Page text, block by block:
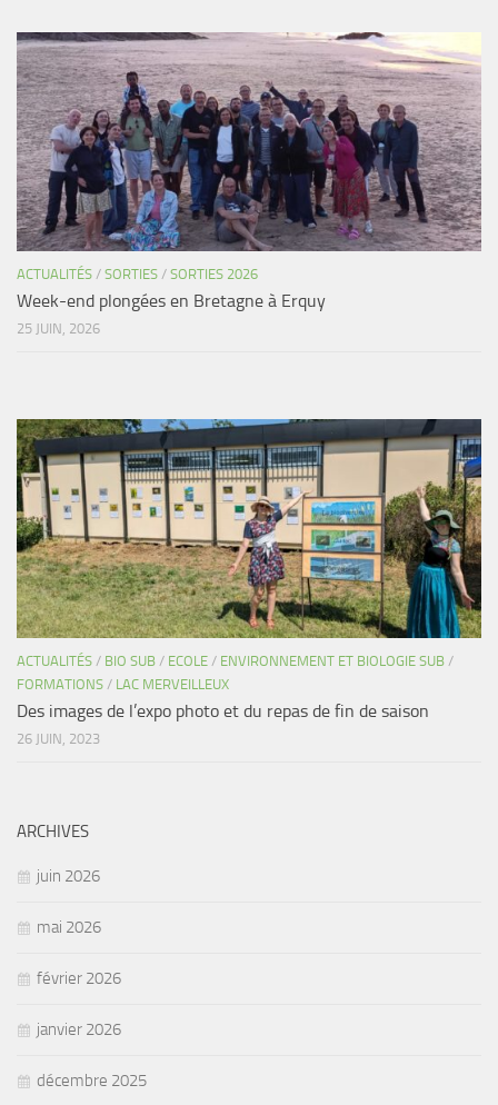
NAGE
NAP / NEV
Agenda
Les Palmes du Lac
Résultats Compétitions
MATERIEL
Occasions
ACTUALITÉS / SORTIES / SORTIES 2026
Week-end plongées en Bretagne à Erquy
25 JUIN, 2026
ACTUALITÉS / BIO SUB / ECOLE / ENVIRONNEMENT ET BIOLOGIE SUB /
FORMATIONS / LAC MERVEILLEUX
Des images de l’expo photo et du repas de fin de saison
26 JUIN, 2023
ARCHIVES
juin 2026
mai 2026
février 2026
janvier 2026
décembre 2025